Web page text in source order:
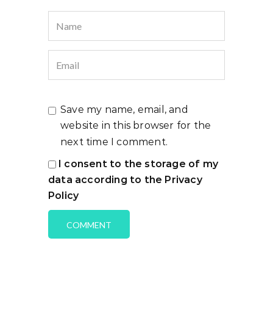
Save my name, email, and
website in this browser for the
next time I comment.
I consent to the storage of my
data according to the Privacy
Policy